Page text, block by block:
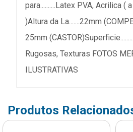
para..........Latex PVA, Acrilica (
)Altura da La.......22mm
25mm
Rugosas, Texturas FOTOS
ILUSTRATIVAS
Produtos